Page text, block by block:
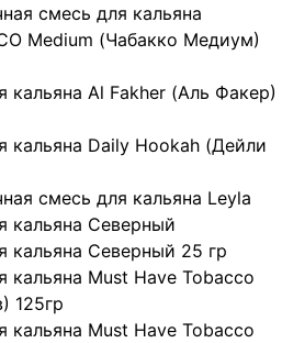
смесь для кальяна
Medium (Чабакко Медиум)
кальяна Al Fakher (Аль Факер)
кальяна Daily Hookah (Дейли
смесь для кальяна Leyla
кальяна Северный
кальяна Северный 25 гр
кальяна Must Have Tobacco
125гр
кальяна Must Have Tobacco